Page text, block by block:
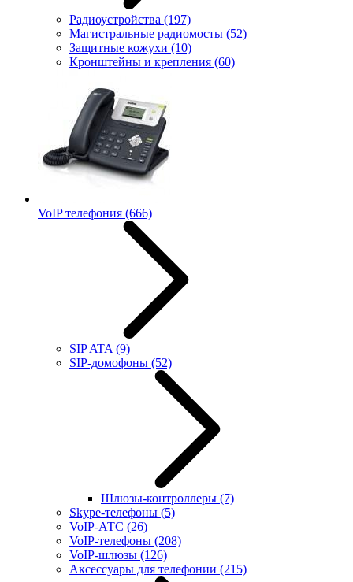
Радиоустройства (197)
Магистральные радиомосты (52)
Защитные кожухи (10)
Кронштейны и крепления (60)
VoIP телефония (666)
SIP ATA (9)
SIP-домофоны (52)
Шлюзы-контроллеры (7)
Skype-телефоны (5)
VoIP-АТС (26)
VoIP-телефоны (208)
VoIP-шлюзы (126)
Аксессуары для телефонии (215)